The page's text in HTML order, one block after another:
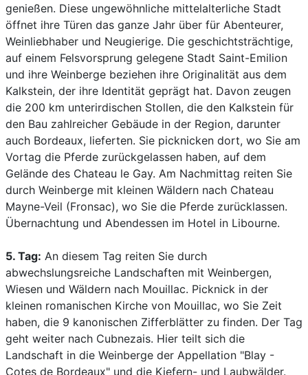
genießen. Diese ungewöhnliche mittelalterliche Stadt
öffnet ihre Türen das ganze Jahr über für Abenteurer,
Weinliebhaber und Neugierige. Die geschichtsträchtige,
auf einem Felsvorsprung gelegene Stadt Saint-Emilion
und ihre Weinberge beziehen ihre Originalität aus dem
Kalkstein, der ihre Identität geprägt hat. Davon zeugen
die 200 km unterirdischen Stollen, die den Kalkstein für
den Bau zahlreicher Gebäude in der Region, darunter
auch Bordeaux, lieferten. Sie picknicken dort, wo Sie am
Vortag die Pferde zurückgelassen haben, auf dem
Gelände des Chateau le Gay. Am Nachmittag reiten Sie
durch Weinberge mit kleinen Wäldern nach Chateau
Mayne-Veil (Fronsac), wo Sie die Pferde zurücklassen.
Übernachtung und Abendessen im Hotel in Libourne.
5. Tag: An diesem Tag reiten Sie durch
abwechslungsreiche Landschaften mit Weinbergen,
Wiesen und Wäldern nach Mouillac. Picknick in der
kleinen romanischen Kirche von Mouillac, wo Sie Zeit
haben, die 9 kanonischen Zifferblätter zu finden. Der Tag
geht weiter nach Cubnezais. Hier teilt sich die
Landschaft in die Weinberge der Appellation "Blay -
Cotes de Bordeaux" und die Kiefern- und Laubwälder.